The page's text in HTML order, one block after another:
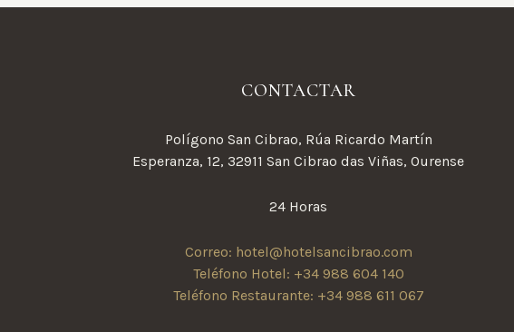
CONTACTAR
Polígono San Cibrao, Rúa Ricardo Martín
Esperanza, 12, 32911 San Cibrao das Viñas, Ourense
24 Horas
Correo: hotel@hotelsancibrao.com
Teléfono Hotel: +34 988 604 140
Teléfono Restaurante: +34 988 611 067